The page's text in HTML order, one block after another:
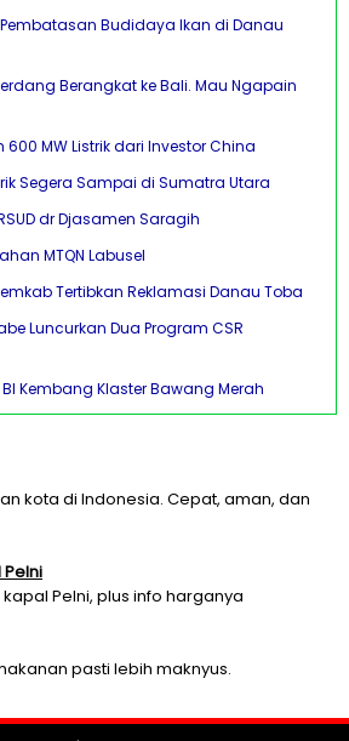
Budidaya Ikan di Danau
Berangkat ke Bali. Mau Ngapain
MW Listrik dari Investor China
Segera Sampai di Sumatra Utara
dr Djasamen Saragih
MTQN Labusel
Tertibkan Reklamasi Danau Toba
Luncurkan Dua Program CSR
Kembang Klaster Bawang Merah
kota di Indonesia. Cepat, aman, dan
Pelni, plus info harganya
pasti lebih maknyus.